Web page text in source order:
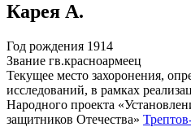
Карея А.
Год рождения 1914
Звание гв.красноармеец
Текущее место захоронения,
исследований, в рамках
Народного проекта
защитников Отечества»